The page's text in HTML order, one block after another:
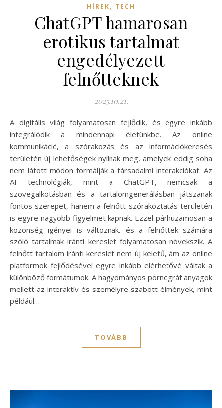
HÍREK, TECH
ChatGPT hamarosan
erotikus tartalmat
engedélyezett
felnőtteknek
2025.10.21.
A digitális világ folyamatosan fejlődik, és egyre inkább
integrálódik a mindennapi életünkbe. Az online
kommunikáció, a szórakozás és az információkeresés
területén új lehetőségek nyílnak meg, amelyek eddig soha
nem látott módon formálják a társadalmi interakciókat. Az
AI technológiák, mint a ChatGPT, nemcsak a
szövegalkotásban és a tartalomgenerálásban játszanak
fontos szerepet, hanem a felnőtt szórakoztatás területén
is egyre nagyobb figyelmet kapnak. Ezzel párhuzamosan a
közönség igényei is változnak, és a felnőttek számára
szóló tartalmak iránti kereslet folyamatosan növekszik. A
felnőtt tartalom iránti kereslet nem új keletű, ám az online
platformok fejlődésével egyre inkább elérhetővé váltak a
különböző formátumok. A hagyományos pornográf anyagok
mellett az interaktív és személyre szabott élmények, mint
például…
TOVÁBB